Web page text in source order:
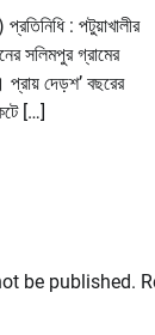
: পটুয়াখালীর
সলিমপুর গ্রামের
প্রায় দেড়শ’ বছরের
[…]
be published.